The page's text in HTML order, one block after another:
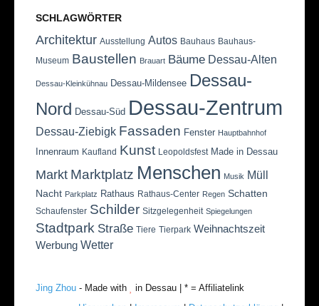
SCHLAGWÖRTER
Architektur Ausstellung Autos Bauhaus Bauhaus-
Museum Baustellen Brauart Bäume Dessau-Alten
Dessau-Kleinkühnau Dessau-Mildensee Dessau-
Nord Dessau-Süd Dessau-Zentrum
Dessau-Ziebigk Fassaden Fenster Hauptbahnhof
Innenraum Kaufland Kunst Leopoldsfest Made in Dessau
Markt Marktplatz Menschen Musik Müll
Nacht Parkplatz Rathaus Rathaus-Center Regen Schatten
Schaufenster Schilder Sitzgelegenheit Spiegelungen
Stadtpark Straße Tiere Tierpark Weihnachtszeit
Werbung Wetter
Jing Zhou - Made with
in Dessau | * = Affiliatelink